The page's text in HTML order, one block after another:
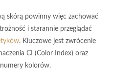
skórą powinny więc zachować
i starannie przeglądać
. Kluczowe jest zwrócenie
CI (Color Index) oraz
numery kolorów.